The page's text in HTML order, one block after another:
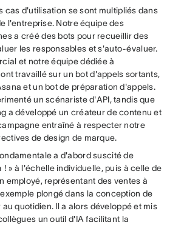
cas d'utilisation se sont multipliés dans
l'entreprise. Notre équipe des
a créé des bots pour recueillir des
les responsables et s'auto-évaluer.
et notre équipe dédiée à
travaillé sur un bot d'appels sortants,
et un bot de préparation d'appels.
un scénariste d'API, tandis que
a développé un créateur de contenu et
entraîné à respecter notre
de design de marque.
a d'abord suscité de
! » à l'échelle individuelle, puis à celle de
employé, représentant des ventes à
plongé dans la conception de
quotidien. Il a alors développé et mis
un outil d'IA facilitant la